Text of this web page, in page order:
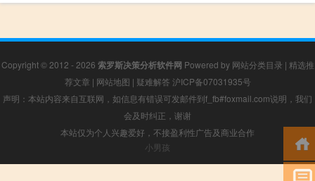
Copyright © 2012 - 2026 索罗斯决策分析软件网 Powered by 网站分类目录 | 精选推
荐文章 | 网站地图 | 疑难解答 沪ICP备07031935号
声明：本站内容来自互联网，如信息有错误可发邮件到f_fb#foxmail.com说明，我们
会及时纠正，谢谢
本站仅为个人兴趣爱好，不接盈利性广告及商业合作
小男孩